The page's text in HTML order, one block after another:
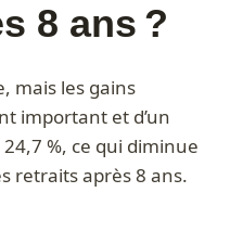
8 ans ?
mais les gains
important et d’un
%, ce qui diminue
retraits après 8 ans.